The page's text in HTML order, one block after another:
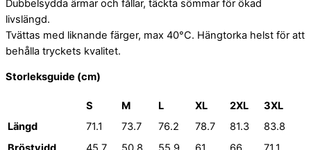
Dubbelsydda ärmar och fållar, täckta sömmar för ökad
livslängd.
Tvättas med liknande färger, max 40°C. Hängtorka helst för att
behålla tryckets kvalitet.
Storleksguide (cm)
S M L XL 2XL
3XL
Längd
71.1 73.7 76.2 78.7 81.3
83.8